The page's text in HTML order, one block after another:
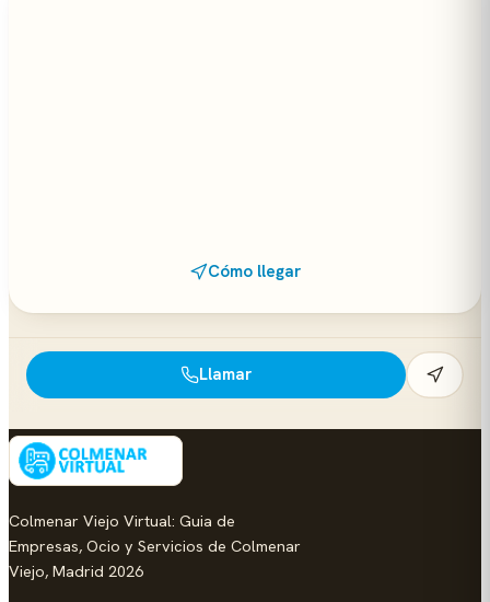
Cómo llegar
Llamar
Colmenar Viejo Virtual: Guia de
Empresas, Ocio y Servicios de Colmenar
Viejo, Madrid 2026